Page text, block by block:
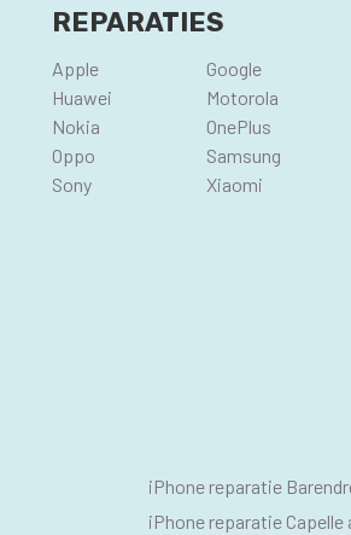
REPARATIES
Apple
Google
Huawei
Motorola
Nokia
OnePlus
Oppo
Samsung
Sony
Xiaomi
IPHONE
SEO
iPhone reparatie
iPhone reparatie Capelle